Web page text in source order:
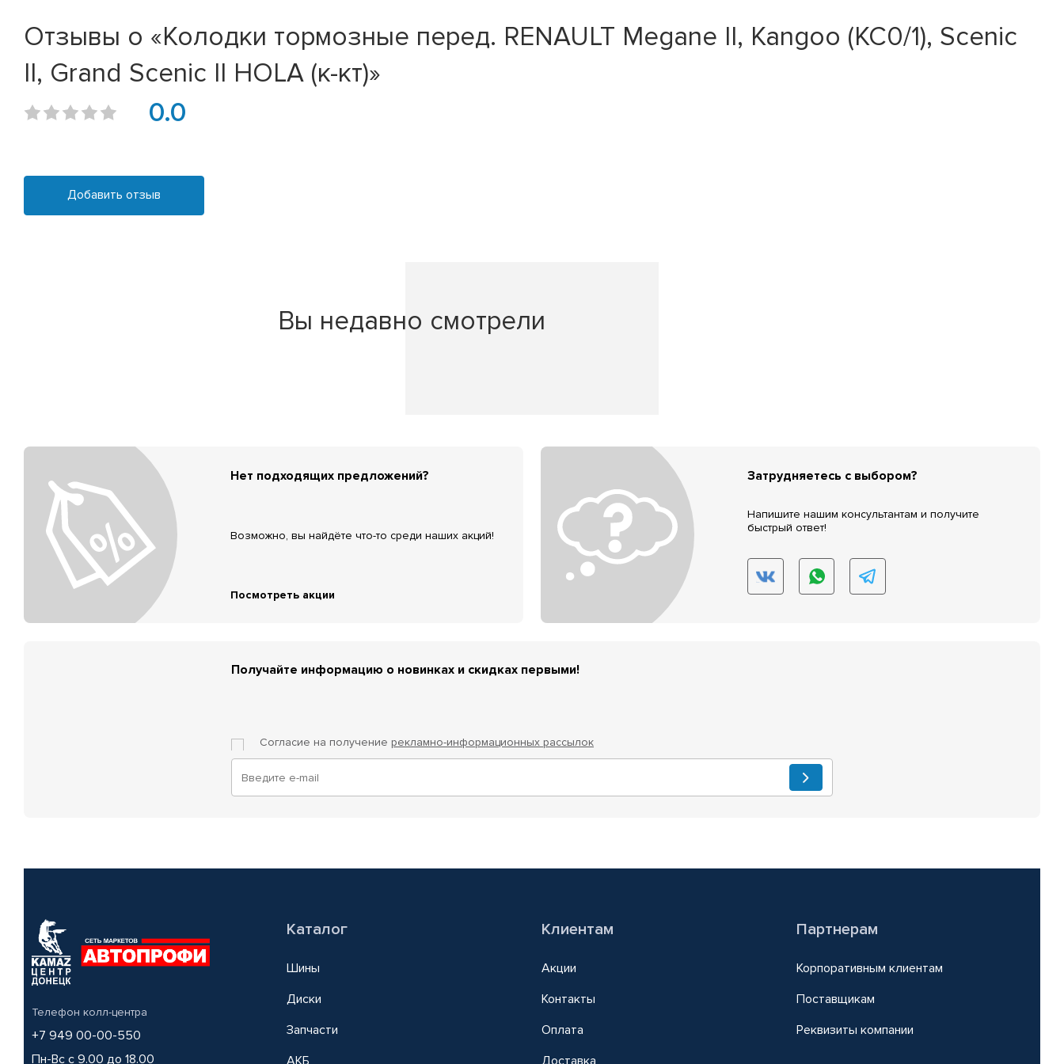
Отзывы о «Колодки тормозные перед. RENAULT Megane II, Kangoo (KC0/1), Scenic
II, Grand Scenic II HOLA (к-кт)»
0.0
Добавить отзыв
Вы недавно смотрели
Нет подходящих предложений?
Возможно, вы найдёте что-то среди наших акций!
Посмотреть акции
Затрудняетесь с выбором?
Напишите нашим консультантам и получите
быстрый ответ!
Получайте информацию о новинках и скидках первыми!
Согласие на получение рекламно-информационных рассылок
Телефон колл-центра
+7 949 00-00-550
Пн-Вс с 9.00 до 18.00
Каталог
Шины
Диски
Запчасти
АКБ
Клиентам
Акции
Контакты
Оплата
Доставка
Партнерам
Корпоративным клиентам
Поставщикам
Реквизиты компании